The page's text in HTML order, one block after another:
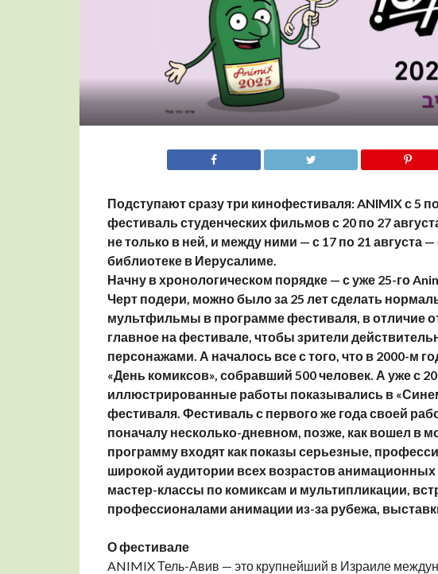
Подступают сразу три кинофестиваля: ANIMIX с 5
фестиваль студенческих фильмов с 20 по 27
не только в ней, и между ними — с 17 по 21 августа
библиотеке в Иерусалиме.
Начну в хронологическом порядке — с уже 25-го
Черт подери, можно было за 25 лет сделать
мультфильмы в программе фестиваля, в отличие
главное на фестивале, чтобы зрители
персонажами. А началось все с того, что в 2000-м
«День комиксов», собравший 500 человек. А уже с
иллюстрированные работы показывались в
фестиваля. Фестиваль с первого же года своей
поначалу несколько-дневном, позже, как вошел в
программу входят как показы серьезные,
широкой аудитории всех возрастов
мастер-классы по комиксам и мультипликации,
профессионалами анимации из-за рубежа,
О фестивале
ANIMIX Тель-Авив — это крупнейший в Израиле